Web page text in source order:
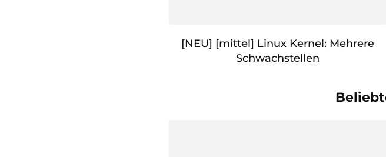
[NEU] [mittel] Linux Kernel: Mehrere
Schwachstellen